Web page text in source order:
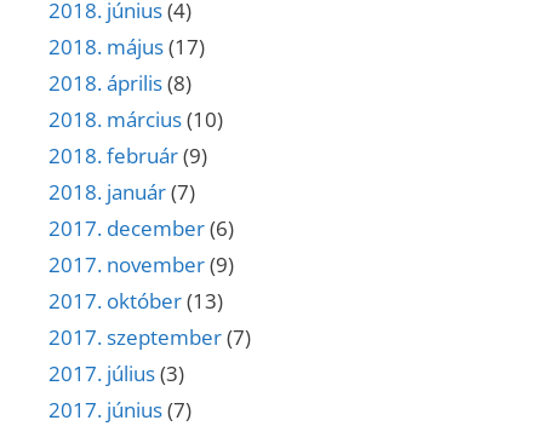
2018. június(4)
2018. május(17)
2018. április(8)
2018. március(10)
2018. február(9)
2018. január(7)
2017. december(6)
2017. november(9)
2017. október(13)
2017. szeptember(7)
2017. július(3)
2017. június(7)